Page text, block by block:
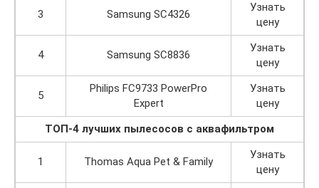
3 Samsung SC4326
Узнать
цену
4 Samsung SC8836
Узнать
цену
5
Philips FC9733 PowerPro
Expert
Узнать
цену
ТОП-4 лучших пылесосов с аквафильтром
1 Thomas Aqua Pet & Family
Узнать
цену